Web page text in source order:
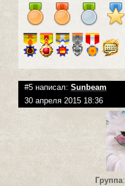
#5 написал: Sunbeam
30 апреля 2015 18:36
Группа: